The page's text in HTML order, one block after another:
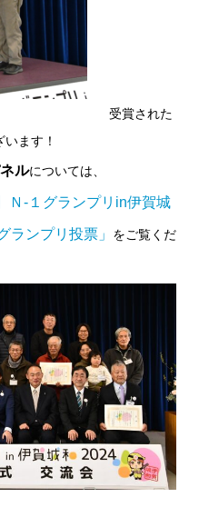
受賞された
ます！
ルについては、
Ｎ-１グランプリin伊賀城
ランプリ投票」 をご覧くだ